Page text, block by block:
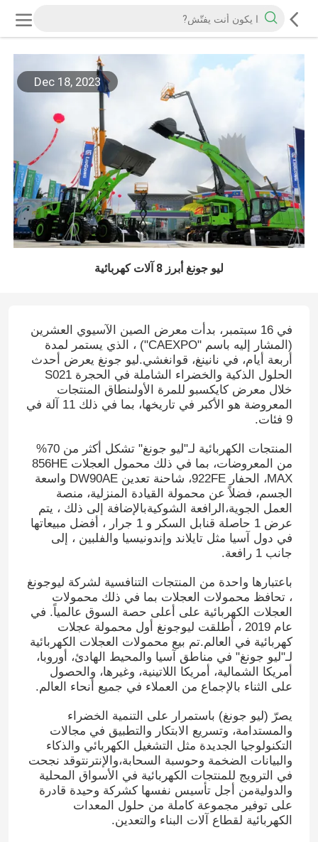
Dec 18, 2023
ليو جونغ أبرز 8 آلات كهربائية
في 16 سبتمبر، بدأت معرض الصين الآسيوي العشرين
(المشار إليه باسم "CAEXPO") ، الذي يستمر لمدة
أربعة أيام، في نانينغ، قوانغشي.ليو جونغ يعرض أحدث
الحلول الذكية والخضراء الشاملة في الحجرة S021
خلال معرض كايكسبو للمرة الأولىنطاق المنتجات
المعروضة هو الأكبر في تاريخها، بما في ذلك 11 آلة في
9 فئات.
المنتجات الكهربائية لـ"ليو جونغ" تشكل أكثر من 70%
من المعروضات، بما في ذلك محمول العجلات 856HE
MAX، الحفار 922FE، شاحنة تعدين DW90AE واسعة
الجسم، فضلاً عن محمولة القيادة المنزلية، منصة
العمل الجوية،الرافعة الشوكيةبالإضافة إلى ذلك ، يتم
عرض 1 حاصلة قنابل السكر و 1 جرار ، أفضل مبيعاتها
في دول آسيا مثل تايلاند وإندونيسيا والفلبين ، إلى
جانب 1 رافعة.
باعتبارها واحدة من المنتجات التنافسية لشركة ليوجونغ
، تحافظ محمولات العجلات بما في ذلك محمولات
العجلات الكهربائية على أعلى حصة السوق عالمياً. في
عام 2019 ، أطلقت ليوجونغ أول محمولة عجلات
كهربائية في العالم.تم بيع محمولات العجلات الكهربائية
لـ"ليو جونغ" في مناطق آسيا والمحيط الهادئ، أوروبا،
أمريكا الشمالية، أمريكا اللاتينية، وغيرها، والحصول
على الثناء بالإجماع من العملاء في جميع أنحاء العالم.
يصرّ (ليو جونغ) باستمرار على التنمية الخضراء
والمستدامة، وتسريع الابتكار والتطبيق في مجالات
التكنولوجيا الجديدة مثل التشغيل الكهربائي والذكاء
والبيانات الضخمة وحوسبة السحابة،والإنترنتوقد نجحت
في الترويج للمنتجات الكهربائية في الأسواق المحلية
والدوليةمن أجل تأسيس نفسها كشركة وحيدة قادرة
على توفير مجموعة كاملة من حلول المعدات
الكهربائية لقطاع آلات البناء والتعدين.